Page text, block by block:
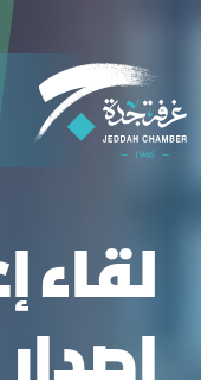
لقاء إعادة فتح
لقاء